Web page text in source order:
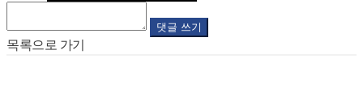
댓글 쓰기
목록으로 가기